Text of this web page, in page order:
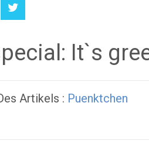
It`s
Artikels : Puenktchen